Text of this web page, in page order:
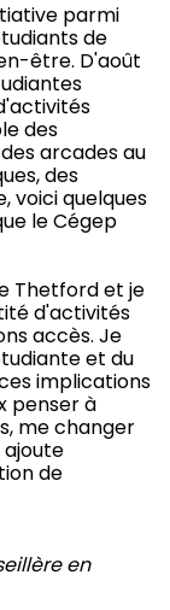
parmi
de
être. D'août
des
arcades au
des
voici quelques
le Cégep
Thetford et je
d'activités
accès. Je
et du
implications
penser à
me changer
ajoute
de
en